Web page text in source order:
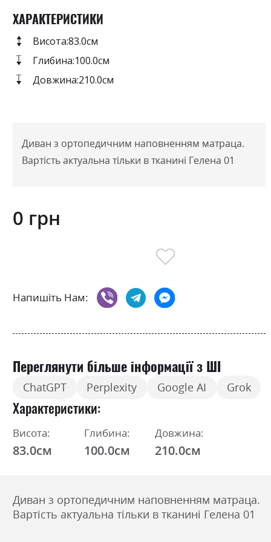
ХАРАКТЕРИСТИКИ
Висота:83.0см
Глибина:100.0см
Довжина:210.0см
Диван з ортопедичним наповненням матраца.
Вартість актуальна тільки в тканині Гелена 01
0 грн
Напишіть Нам:
Переглянути більше інформації з ШІ
ChatGPT Perplexity Google AI Grok
Характеристики
Висота:
83.0см
Глибина:
100.0см
Довжина:
210.0см
Диван з ортопедичним наповненням матраца.
Вартість актуальна тільки в тканині Гелена 01